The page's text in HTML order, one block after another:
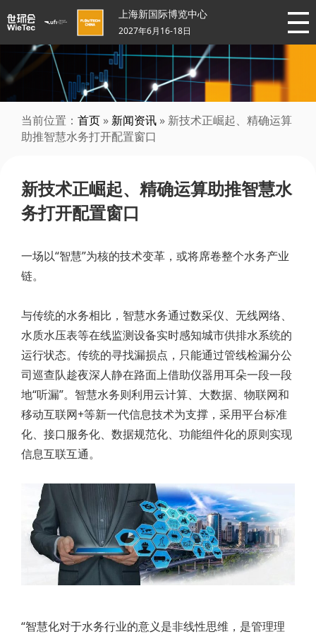
上海新国际博览中心
2027年6月16-18日
当前位置： 首页 » 新闻资讯 » 新技术正崛起、精确运算
助推智慧水务打开配置窗口
新技术正崛起、精确运算助推智慧水
务打开配置窗口
一场以“智慧”为核的技术变革，或将席卷整个水务产业
链。
与传统的水务相比，智慧水务通过数采仪、无线网络、
水质水压表等在线监测设备实时感知城市供排水系统的
运行状态。传统的寻找漏损点，只能通过管线检漏分公
司巡查队趁夜深人静在路面上借助仪器用耳朵一段一段
地“听漏”。智慧水务则利用云计算、大数据、物联网和
移动互联网+等新一代信息技术为支撑，采用平台标准
化、接口服务化、数据规范化、功能组件化的原则实现
信息互联互通。
“智慧化对于水务行业的意义是非线性思维，是管理理